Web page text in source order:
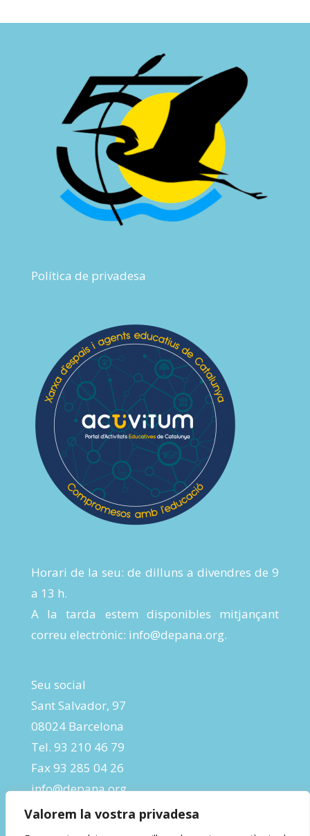
Valorem la vostra privadesa
Política de privadesa
Horari de la seu: de dilluns a divendres de 9
a 13 h.
A la tarda estem disponibles mitjançant
correu electrònic: info@depana.org.
Seu social
Sant Salvador, 97
08024 Barcelona
Tel. 93 210 46 79
Fax 93 285 04 26
info@depana.org